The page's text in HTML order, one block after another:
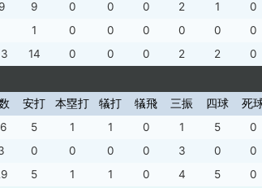
9 0 0 0 2 1 0
1 0 0 0 0 0 0
14 0 0 0 2 2 0
安打 本塁打 犠打 犠飛 三振 四球 死
5 1 1 0 1 5 0
0 0 0 0 3 0 0
5 1 1 0 4 5 0